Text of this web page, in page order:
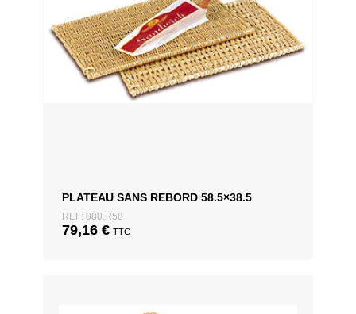
PLATEAU SANS REBORD 58.5×38.5
REF: 080.R58
79,16 € TTC